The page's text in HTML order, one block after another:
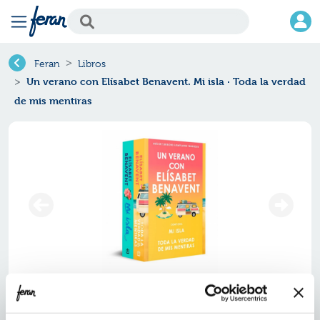
Feran Libros
Un verano con Elísabet Benavent. Mi isla · Toda la verdad
de mis mentiras
Un verano con elísabet benavent.